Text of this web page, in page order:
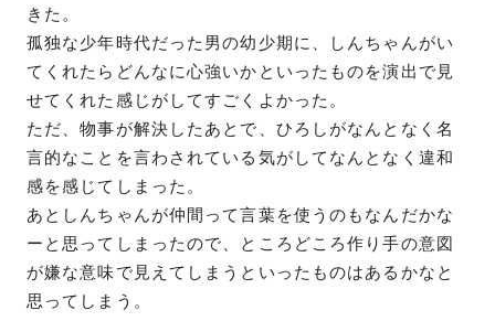
きた。
孤独な少年時代だった男の幼少期に、しんちゃんがい
てくれたらどんなに心強いかといったものを演出で見
せてくれた感じがしてすごくよかった。
ただ、物事が解決したあとで、ひろしがなんとなく名
言的なことを言わされている気がしてなんとなく違和
感を感じてしまった。
あとしんちゃんが仲間って言葉を使うのもなんだかな
ーと思ってしまったので、ところどころ作り手の意図
が嫌な意味で見えてしまうといったものはあるかなと
思ってしまう。